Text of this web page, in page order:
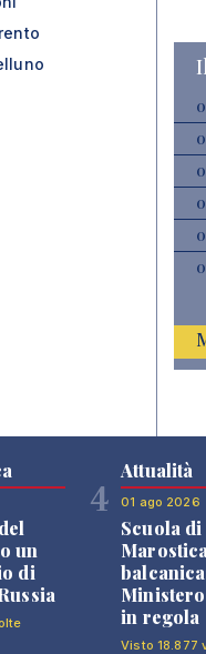
un
di
4
Attualità
01 ago 2026
Scuola di
in regola
Visto 18.877